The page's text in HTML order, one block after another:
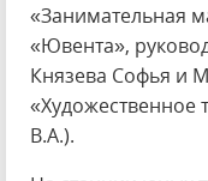
«Занимательная
«Ювента»,
Князева Софья и
«Художественное
В.А.).